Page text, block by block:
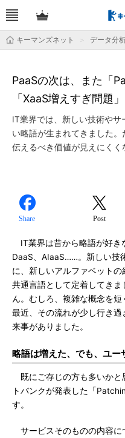
キーマンズネット データ分
PaaSの次は、また「
「XaaS増えすぎ問題」
IT業界では、新しい技術や
い略語が生まれてきました
伝えるべき価値が見えにくく
Share Post
IT業界は昔から略語が好き
DaaS、AIaaS……。新しい技
に、新しいアルファベット
共通言語として定着してき
ん。むしろ、複雑な概念を
最近、その流れが少し行き
来事がありました。
略語は増えた、でも、ユー
既にご存じの方も多いかと
トバンクが発表した「
す。
サービスそのものの内容に